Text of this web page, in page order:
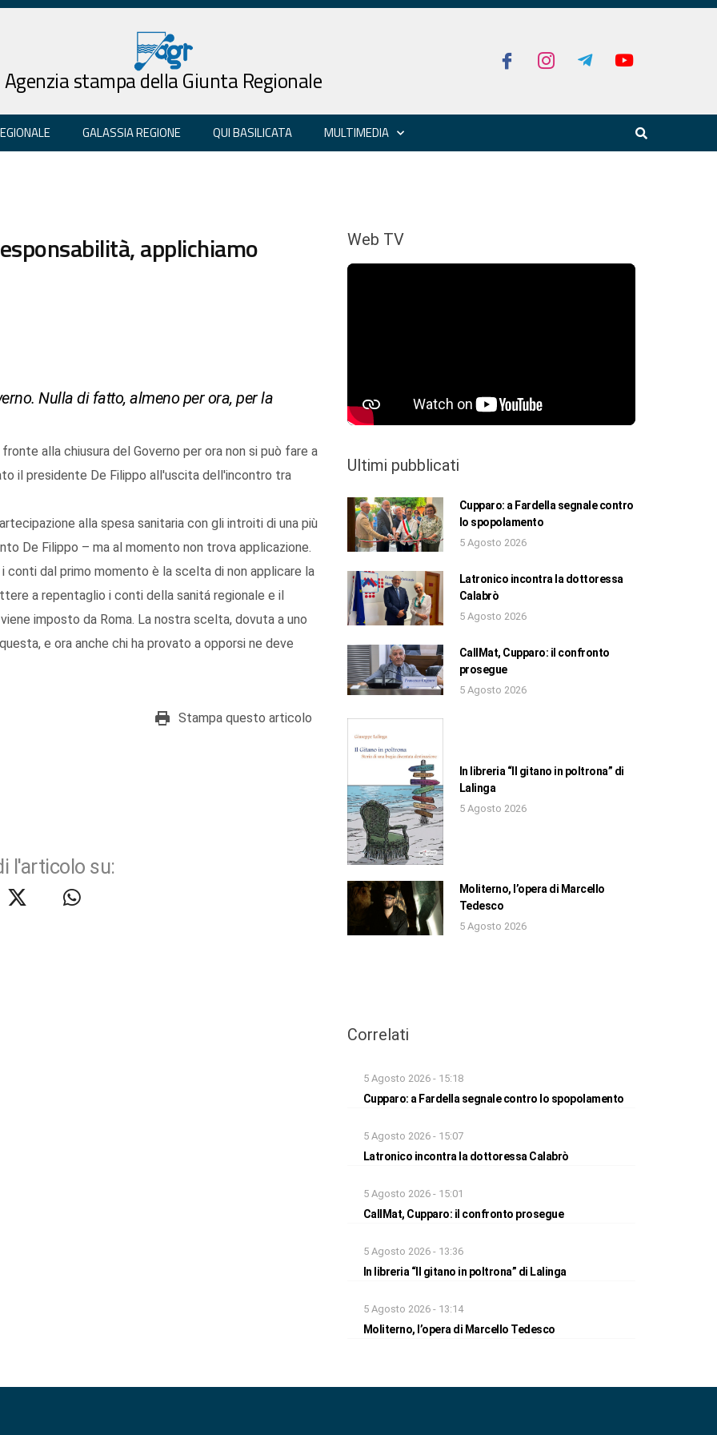
Agenzia stampa della Giunta Regionale
GALASSIA REGIONE QUI BASILICATA MULTIMEDIA
applichiamo
Nulla di fatto, almeno per ora, per la
alla chiusura del Governo per ora non si può fare a
il presidente De Filippo all'uscita dell'incontro tra
alla spesa sanitaria con gli introiti di una più
De Filippo – ma al momento non trova applicazione.
conti dal primo momento è la scelta di non applicare la
a repentaglio i conti della sanitá regionale e il
imposto da Roma. La nostra scelta, dovuta a uno
e ora anche chi ha provato a opporsi ne deve
Stampa questo articolo
l'articolo su:
Web TV
Ultimi pubblicati
Cupparo: a Fardella segnale contro
lo spopolamento
5 Agosto 2026
Latronico incontra la dottoressa
Calabrò
5 Agosto 2026
CallMat, Cupparo: il confronto
prosegue
5 Agosto 2026
In libreria “Il gitano in poltrona” di
Lalinga
5 Agosto 2026
Moliterno, l’opera di Marcello
Tedesco
5 Agosto 2026
Correlati
5 Agosto 2026 - 15:18
Cupparo: a Fardella segnale contro lo spopolamento
5 Agosto 2026 - 15:07
Latronico incontra la dottoressa Calabrò
5 Agosto 2026 - 15:01
CallMat, Cupparo: il confronto prosegue
5 Agosto 2026 - 13:36
In libreria “Il gitano in poltrona” di Lalinga
5 Agosto 2026 - 13:14
Moliterno, l’opera di Marcello Tedesco